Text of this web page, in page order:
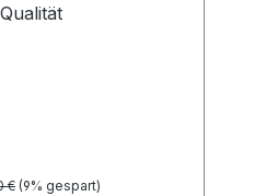
Preis:
€ (9% gespart)